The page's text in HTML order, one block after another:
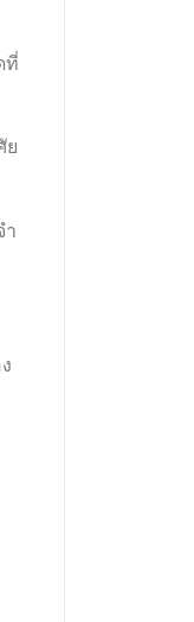
ที่
ย
ำ